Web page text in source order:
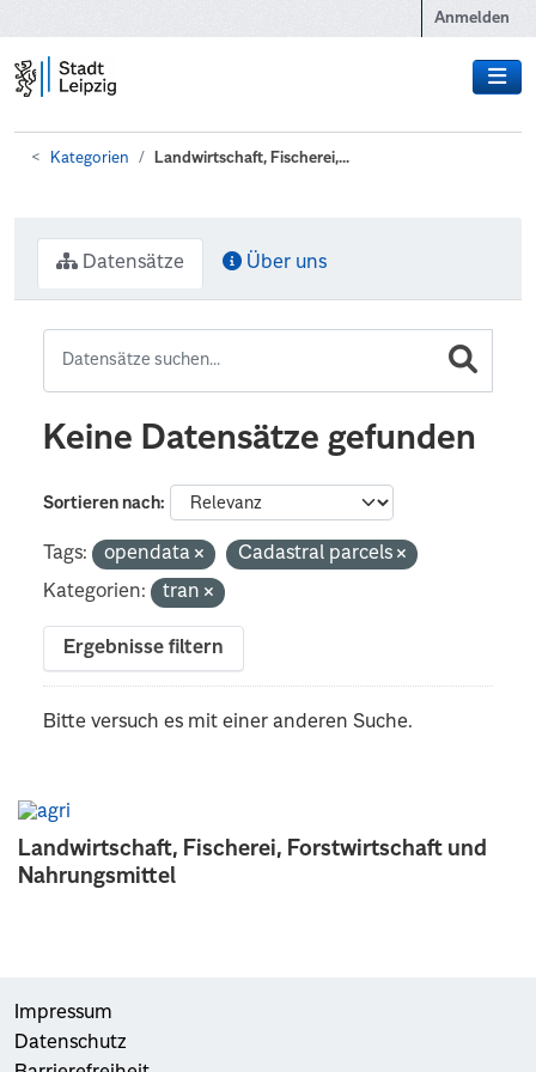
Anmelden
Kategorien Landwirtschaft, Fischerei,...
Landwirtschaft, Fischerei, Forstwirtschaft und
Nahrungsmittel
Datensätze Über uns
Keine Datensätze gefunden
Sortieren nach
Tags: opendata
Cadastral parcels
Kategorien:
tran
Ergebnisse filtern
Bitte versuch es mit einer anderen Suche.
Impressum
Datenschutz